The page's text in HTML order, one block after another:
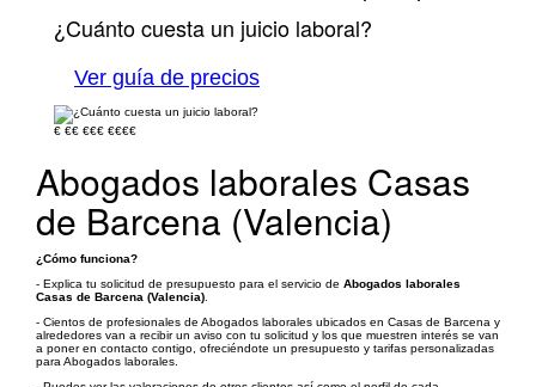
¿Cuánto cuesta un juicio laboral?
Ver guía de precios
€ €€ €€€ €€€€
Abogados laborales Casas
de Barcena (Valencia)
¿Cómo funciona?
- Explica tu solicitud de presupuesto para el servicio de Abogados laborales
Casas de Barcena (Valencia)
- Cientos de profesionales de Abogados laborales ubicados en Casas de Barcena y
alrededores van a recibir un aviso con tu solicitud y los que muestren interés se van
a poner en contacto contigo, ofreciéndote un presupuesto y tarifas personalizadas
para Abogados laborales.